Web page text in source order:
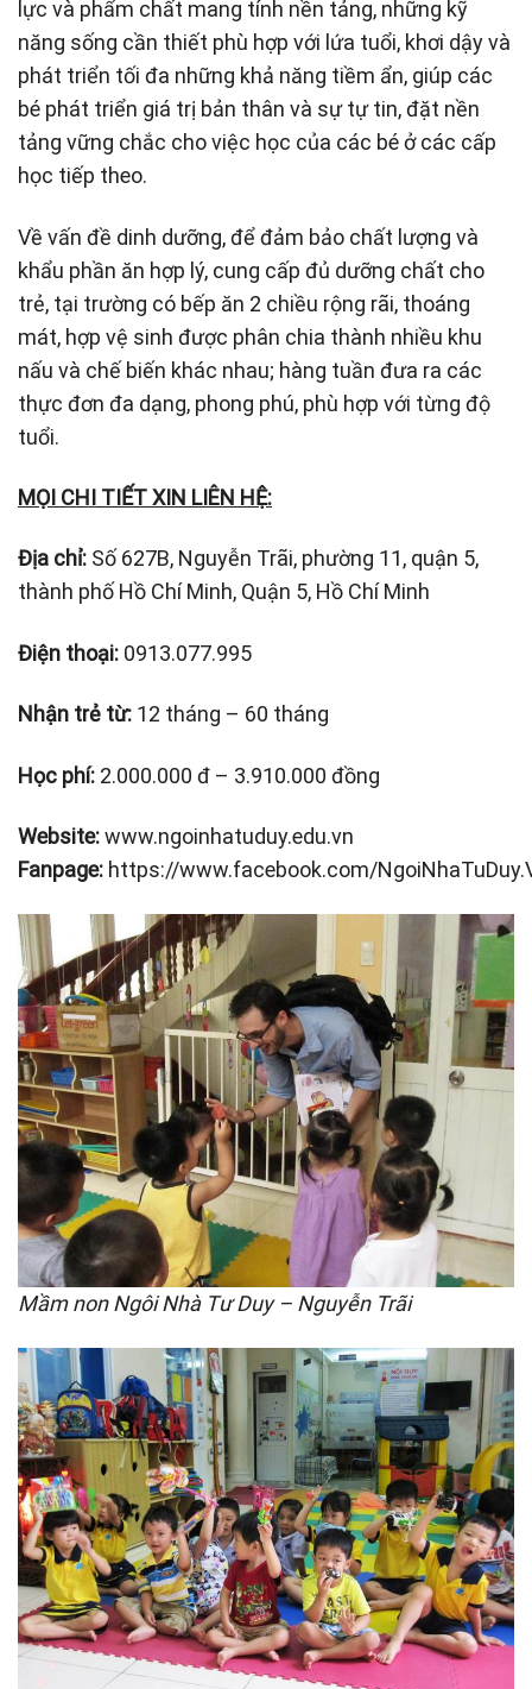
lực và phẩm chất mang tính nền tảng, những kỹ
năng sống cần thiết phù hợp với lứa tuổi, khơi dậy và
phát triển tối đa những khả năng tiềm ẩn, giúp các
bé phát triển giá trị bản thân và sự tự tin, đặt nền
tảng vững chắc cho việc học của các bé ở các cấp
học tiếp theo.
Về vấn đề dinh dưỡng, để đảm bảo chất lượng và
khẩu phần ăn hợp lý, cung cấp đủ dưỡng chất cho
trẻ, tại trường có bếp ăn 2 chiều rộng rãi, thoáng
mát, hợp vệ sinh được phân chia thành nhiều khu
nấu và chế biến khác nhau; hàng tuần đưa ra các
thực đơn đa dạng, phong phú, phù hợp với từng độ
tuổi.
MỌI CHI TIẾT XIN LIÊN HỆ:
Địa chỉ: Số 627B, Nguyễn Trãi, phường 11, quận 5,
thành phố Hồ Chí Minh, Quận 5, Hồ Chí Minh
Điện thoại: 0913.077.995
Nhận trẻ từ: 12 tháng – 60 tháng
Học phí: 2.000.000 đ – 3.910.000 đồng
Website:www.ngoinhatuduy.edu.vn
Fanpage: https://www.facebook.com/
Mầm non Ngôi Nhà Tư Duy – Nguyễn Trãi